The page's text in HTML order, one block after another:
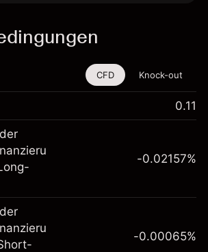
steht für das Traden
Knock-outs zur Verfügung.
über:
CFD Knock-out
0.11
-0.02157%
-0.00065%